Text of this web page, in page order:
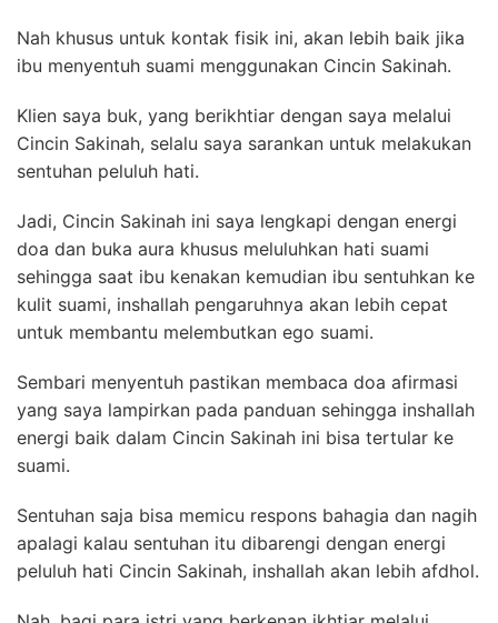
Nah khusus untuk kontak fisik ini, akan lebih baik jika
ibu menyentuh suami menggunakan Cincin Sakinah.
Klien saya buk, yang berikhtiar dengan saya melalui
Cincin Sakinah, selalu saya sarankan untuk melakukan
sentuhan peluluh hati.
Jadi, Cincin Sakinah ini saya lengkapi dengan energi
doa dan buka aura khusus meluluhkan hati suami
sehingga saat ibu kenakan kemudian ibu sentuhkan ke
kulit suami, inshallah pengaruhnya akan lebih cepat
untuk membantu melembutkan ego suami.
Sembari menyentuh pastikan membaca doa afirmasi
yang saya lampirkan pada panduan sehingga inshallah
energi baik dalam Cincin Sakinah ini bisa tertular ke
suami.
Sentuhan saja bisa memicu respons bahagia dan nagih
apalagi kalau sentuhan itu dibarengi dengan energi
peluluh hati Cincin Sakinah, inshallah akan lebih afdhol.